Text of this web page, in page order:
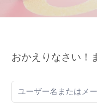
おかえりなさい！